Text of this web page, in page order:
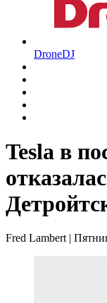
DroneDJ
Tesla в
Fred Lambert|